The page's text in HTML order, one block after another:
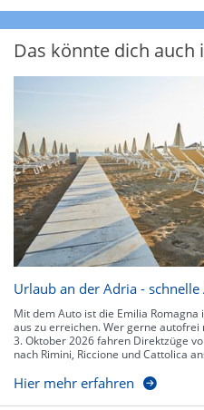
Das könnte dich auch
Urlaub an der Adria -
Mit dem Auto ist die Emilia
aus zu erreichen. Wer gerne autofrei
3. Oktober 2026 fahren Direktzüge
nach Rimini, Riccione und Cattolica
Hier mehr erfahren